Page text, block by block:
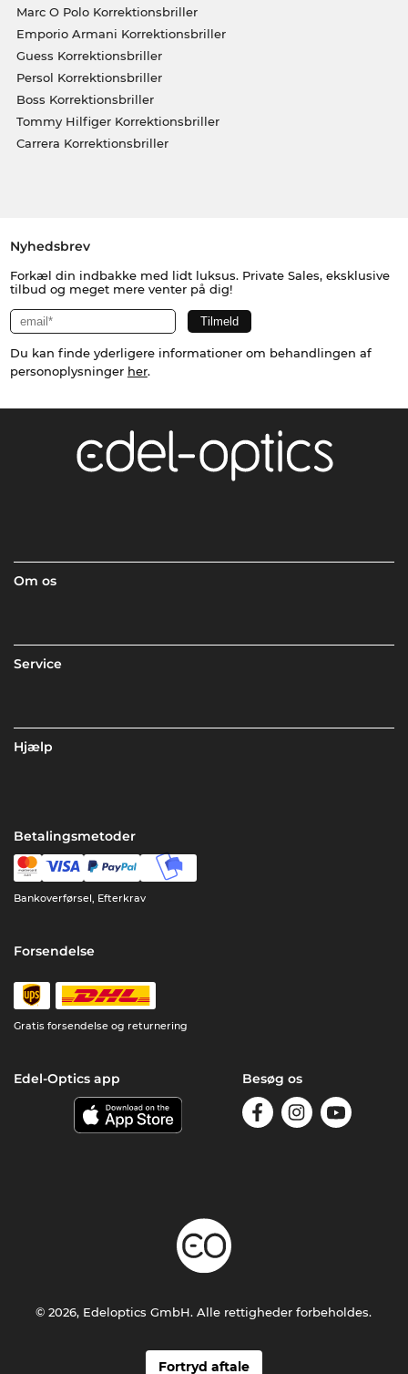
Marc O Polo Korrektionsbriller
Emporio Armani Korrektionsbriller
Guess Korrektionsbriller
Persol Korrektionsbriller
Boss Korrektionsbriller
Tommy Hilfiger Korrektionsbriller
Carrera Korrektionsbriller
Nyhedsbrev
Forkæl din indbakke med lidt luksus. Private Sales, eksklusive
tilbud og meget mere venter på dig!
Du kan finde yderligere informationer om behandlingen af
personoplysninger her.
Om os
Service
Hjælp
Betalingsmetoder
Bankoverførsel, Efterkrav
Forsendelse
Gratis forsendelse og returnering
Edel-Optics app Besøg os
Fortryd aftale
© 2026, Edeloptics GmbH. Alle rettigheder forbeholdes.